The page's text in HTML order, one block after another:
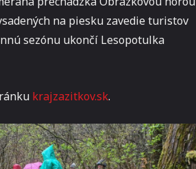
na piesku zavedie turistov
sezónu ukončí Lesopotulka
krajzazitkov.sk.